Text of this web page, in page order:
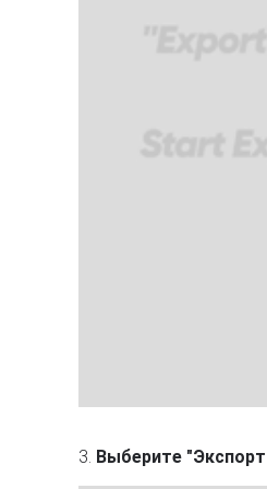
3. Выберите